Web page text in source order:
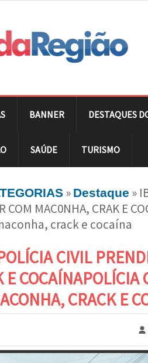
BANNER DESTAQUES
SAÚDE TURISMO
» Destaque »
COM MAC0NHA, CRAK E
crack e cocaína
CIVIL
E COCAÍNAPOLÍCIA
CRACK E